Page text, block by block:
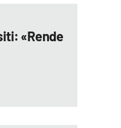
«Rende